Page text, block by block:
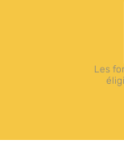
Les